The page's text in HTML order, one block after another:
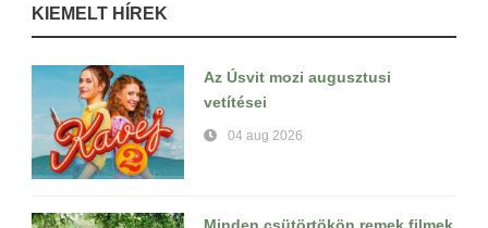
KIEMELT HÍREK
Az Úsvit mozi augusztusi
vetítései
04 aug 2026